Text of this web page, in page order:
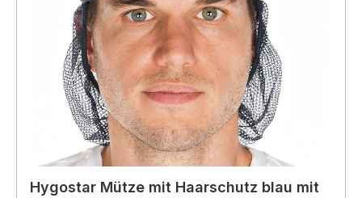
Hygostar Mütze mit Haarschutz blau mit